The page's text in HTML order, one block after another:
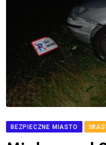
BEZPIECZNE MIASTO